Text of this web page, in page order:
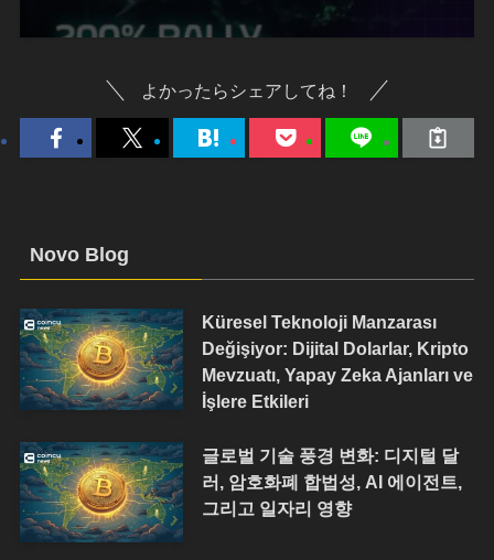
よかったらシェアしてね！
Novo Blog
Küresel Teknoloji Manzarası
Değişiyor: Dijital Dolarlar, Kripto
Mevzuatı, Yapay Zeka Ajanları ve
İşlere Etkileri
글로벌 기술 풍경 변화: 디지털 달
러, 암호화폐 합법성, AI 에이전트,
그리고 일자리 영향